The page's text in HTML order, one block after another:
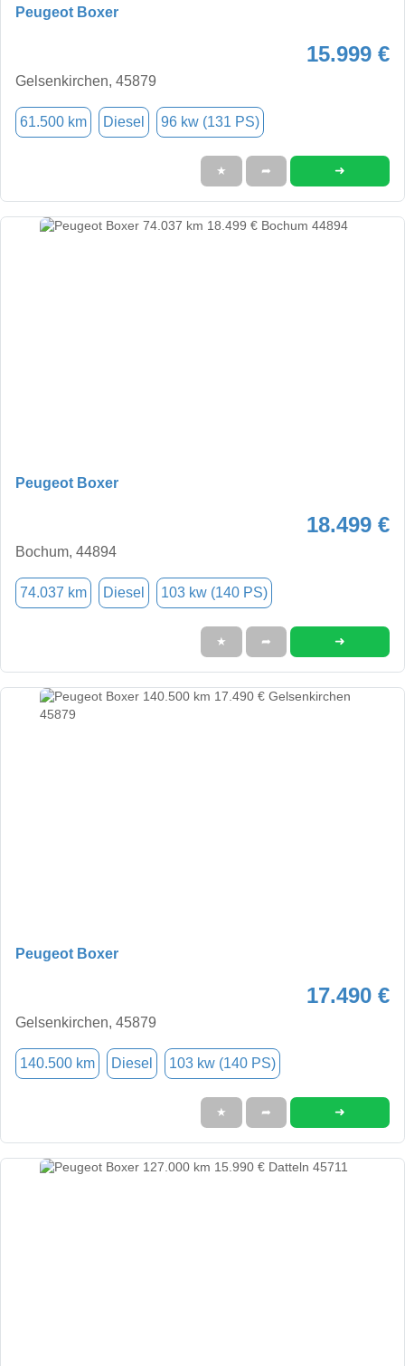
Peugeot Boxer
15.999 €
Gelsenkirchen, 45879
61.500 km Diesel 96 kw (131 PS)
★ ➦ ➜
Peugeot Boxer
18.499 €
Bochum, 44894
74.037 km Diesel 103 kw (140 PS)
★ ➦ ➜
Peugeot Boxer
17.490 €
Gelsenkirchen, 45879
140.500 km Diesel 103 kw (140 PS)
★ ➦ ➜